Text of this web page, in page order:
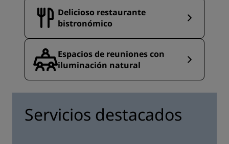
Delicioso restaurante
bistronómico
Espacios de reuniones con
iluminación natural
Servicios destacados